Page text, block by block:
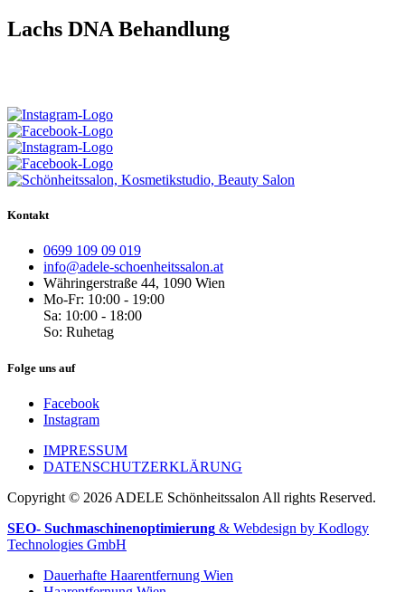
Lachs DNA Behandlung
Kontakt
0699 109 09 019
info@adele-schoenheitssalon.at
Währingerstraße 44, 1090 Wien
Mo-Fr: 10:00 - 19:00
Sa: 10:00 - 18:00
So: Ruhetag
Folge uns auf
Facebook
Instagram
IMPRESSUM
DATENSCHUTZERKLÄRUNG
Copyright © 2026 ADELE Schönheitssalon All rights Reserved.
SEO- Suchmaschinenoptimierung & Webdesign by Kodlogy
Technologies GmbH
Dauerhafte Haarentfernung Wien